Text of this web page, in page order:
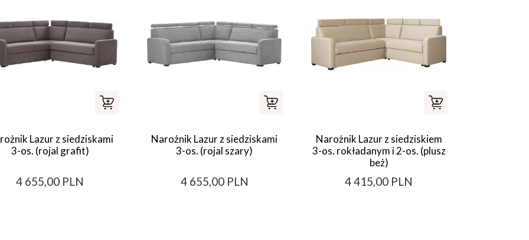
Lazur z siedziskami
3-os. (rojal grafit)
4 655,00 PLN
Narożnik Lazur z siedziskami
3-os. (rojal szary)
4 655,00 PLN
Narożnik Lazur z siedziskiem
3-os. rokładanym i 2-os. (plusz
beż)
4 415,00 PLN